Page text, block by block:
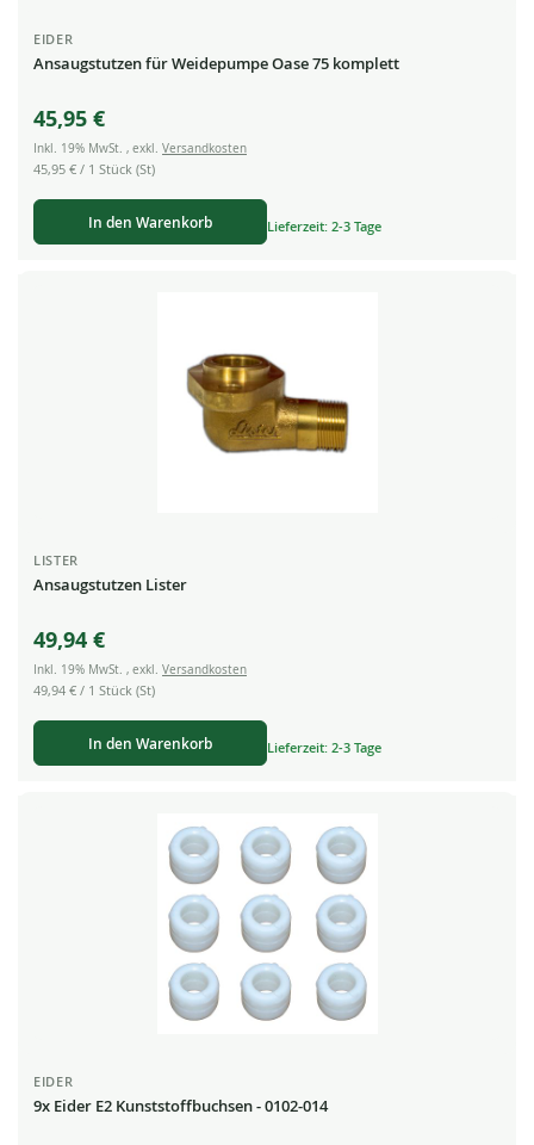
EIDER
Ansaugstutzen für Weidepumpe Oase 75 komplett
45,95 €
Inkl. 19% MwSt. , exkl. Versandkosten
45,95 € / 1 Stück (St)
In den Warenkorb Lieferzeit: 2-3 Tage
LISTER
Ansaugstutzen Lister
49,94 €
Inkl. 19% MwSt. , exkl. Versandkosten
49,94 € / 1 Stück (St)
In den Warenkorb Lieferzeit: 2-3 Tage
EIDER
9x Eider E2 Kunststoffbuchsen - 0102-014